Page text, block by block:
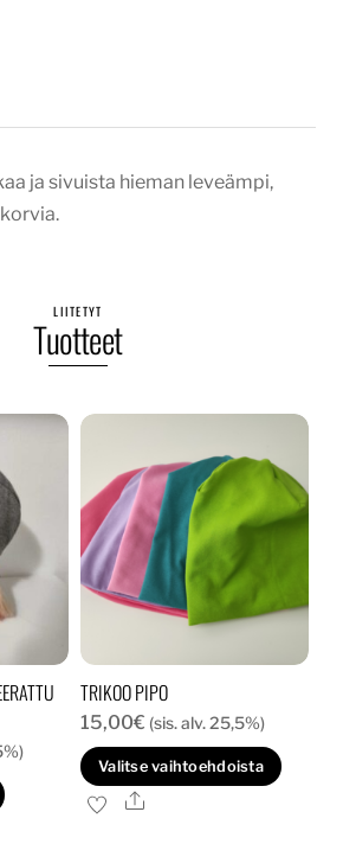
ja sivuista hieman leveämpi,
LIITETYT
Tuotteet
TRIKOO PIPO
15,00€ (sis. alv. 25,5%)
Valitse vaihtoehdoista
Ale